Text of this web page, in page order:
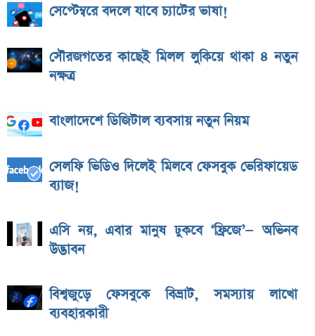
সেপ্টেম্বরে বদলে যাবে চ্যাটের ভাষা!
সৌরজগতের কাছেই মিলল লুকিয়ে থাকা ৪ নতুন
নক্ষত্র
বাংলাদেশে ডিজিটাল ব্যবসায় নতুন নিয়ম
সেলফি ভিডিও দিলেই মিলবে ফেসবুক ভেরিফায়েড
ব্যাজ!
এসি নয়, এবার মানুষ ঢুকবে ‘ফ্রিজে’— অভিনব
উদ্ভাবন
বিশ্বজুড়ে ফেসবুকে বিভ্রাট, সমস্যায় লাখো
ব্যবহারকারী